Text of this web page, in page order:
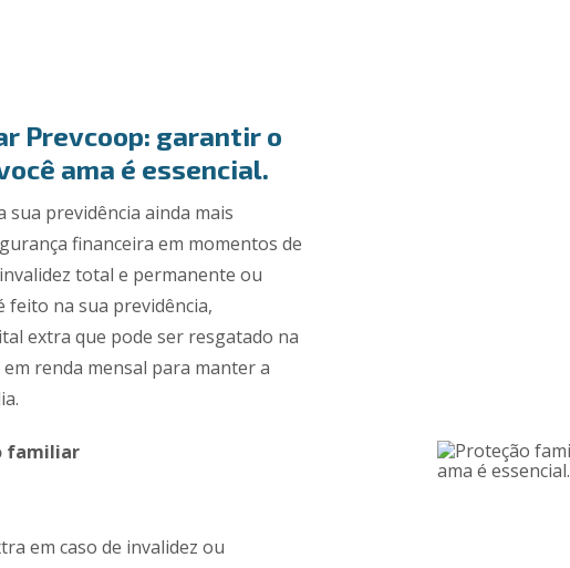
Prevcoop: garantir o
ama é essencial.
previdência ainda mais
financeira em momentos de
total e permanente ou
na sua previdência,
extra que pode ser resgatado na
renda mensal para manter a
familiar
em caso de invalidez ou